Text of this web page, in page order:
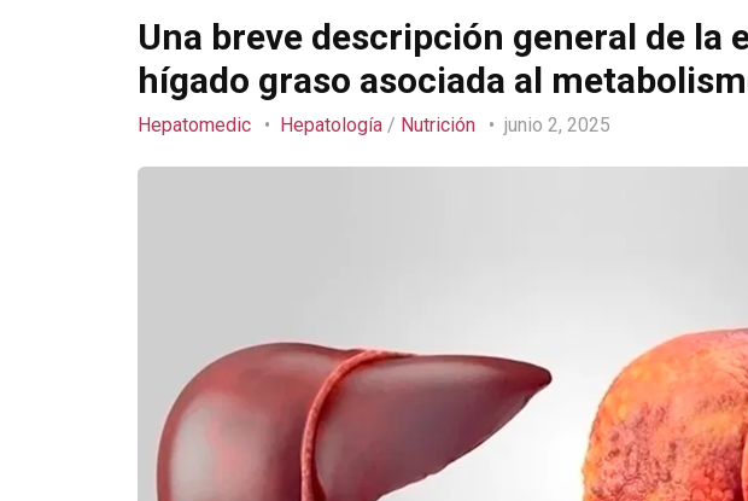
Una breve descripción general de la
hígado graso asociada al
Hepatomedic Hepatología / Nutrición junio 2, 2025